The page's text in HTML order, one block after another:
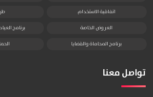
اتفاقية الاستخدام
العروض الخاصة برنامج
برنامج المحاماة والقضايا
تواصل معنا